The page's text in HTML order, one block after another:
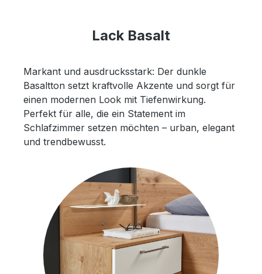
Lack Basalt
Markant und ausdrucksstark: Der dunkle
Basaltton setzt kraftvolle Akzente und sorgt für
einen modernen Look mit Tiefenwirkung.
Perfekt für alle, die ein Statement im
Schlafzimmer setzen möchten – urban, elegant
und trendbewusst.